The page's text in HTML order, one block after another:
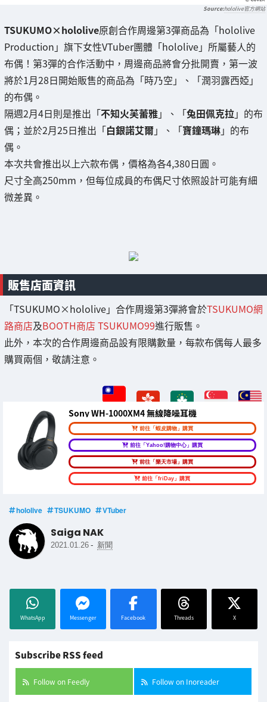
hololive官方網站
TSUKUMO×hololive原創合作周邊第3彈商品為「hololive
Production」旗下女性VTuber團體「hololive」所屬藝人的
布偶！第3彈的合作活動中，周邊商品將會分批開賣，第一波
將於1月28日開始販售的商品為「時乃空」、「潤羽露西婭」
的布偶。
隔週2月4日則是推出「不知火芙蕾雅」、「兔田佩克拉」的布
偶；並於2月25日推出「白銀諾艾爾」、「寶鐘瑪琳」的布
偶。
本次共會推出以上六款布偶，價格為各4,380日圓。
尺寸全高250mm，但每位成員的布偶尺寸依照設計可能有細
微差異。
販售店面資訊
「TSUKUMO×hololive」合作周邊第3彈將會於TSUKUMO網
路商店及BOOTH商店 TSUKUMO99進行販售。
此外，本次的合作周邊商品設有限購數量，每款布偶每人最多
購買兩個，敬請注意。
Sony WH-1000XM4 無線降噪耳機
前往「蝦皮購物」購買
前往「Yahoo!購物中心」購買
前往「樂天市場」購買
前往「friDay」購買
hololive TSUKUMO VTuber
Saiga NAK
2021.01.26 - 新聞
WhatsApp Messenger Facebook Threads X
Subscribe RSS feed
Follow on Feedly Follow on Inoreader